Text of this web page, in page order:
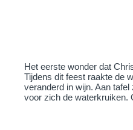
Het eerste wonder dat
Tijdens dit feest raakte de
veranderd in wijn. Aan
voor zich de waterkruiken.